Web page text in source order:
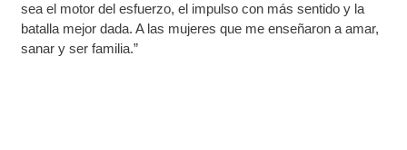
sea el motor del esfuerzo, el impulso con más sentido y la
batalla mejor dada. A las mujeres que me enseñaron a amar,
sanar y ser familia.”